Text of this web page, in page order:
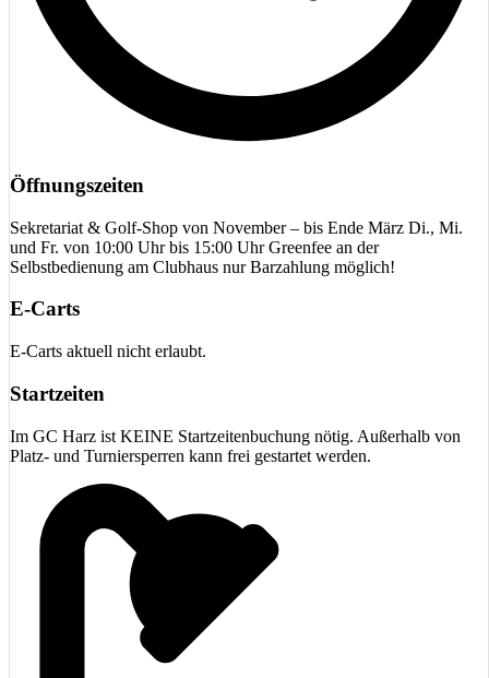
Golf-Club Harz e.V.
Am Breitenberg 107
D-38667 Bad Harzburg
Tel.: +49 (0) 53 22 – 67 37
Fax: +49 (0) 53 22 – 24 98
E-Mail: info@gcharz.de
Sekretariat
Sommersaison (April-Oktober)
Mo-Fr: 09:00 - 17:00 Uhr
Öffnungszeiten
Sekretariat & Golf-Shop von November – bis Ende März Di., Mi.
und Fr. von 10:00 Uhr bis 15:00 Uhr Greenfee an der
Selbstbedienung am Clubhaus nur Barzahlung möglich!
E-Carts
E-Carts aktuell nicht erlaubt.
Startzeiten
Im GC Harz ist KEINE Startzeitenbuchung nötig. Außerhalb von
Platz- und Turniersperren kann frei gestartet werden.